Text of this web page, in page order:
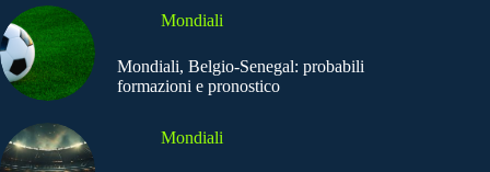
Mondiali
Mondiali, Belgio-Senegal: probabili
formazioni e pronostico
Mondiali